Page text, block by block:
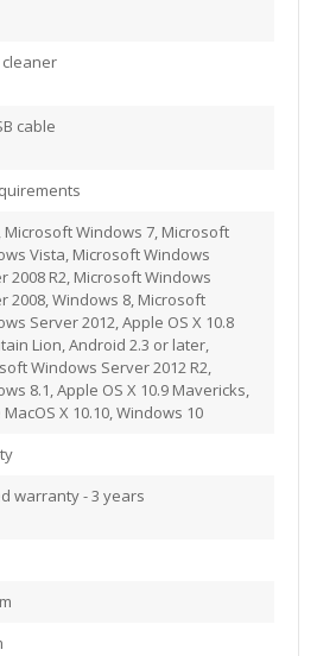
cable
Microsoft Windows 7, Microsoft
Vista, Microsoft Windows
2008 R2, Microsoft Windows
2008, Windows 8, Microsoft
Server 2012, Apple OS X 10.8
Lion, Android 2.3 or later,
Windows Server 2012 R2,
8.1, Apple OS X 10.9 Mavericks,
X 10.10, Windows 10
warranty - 3 years